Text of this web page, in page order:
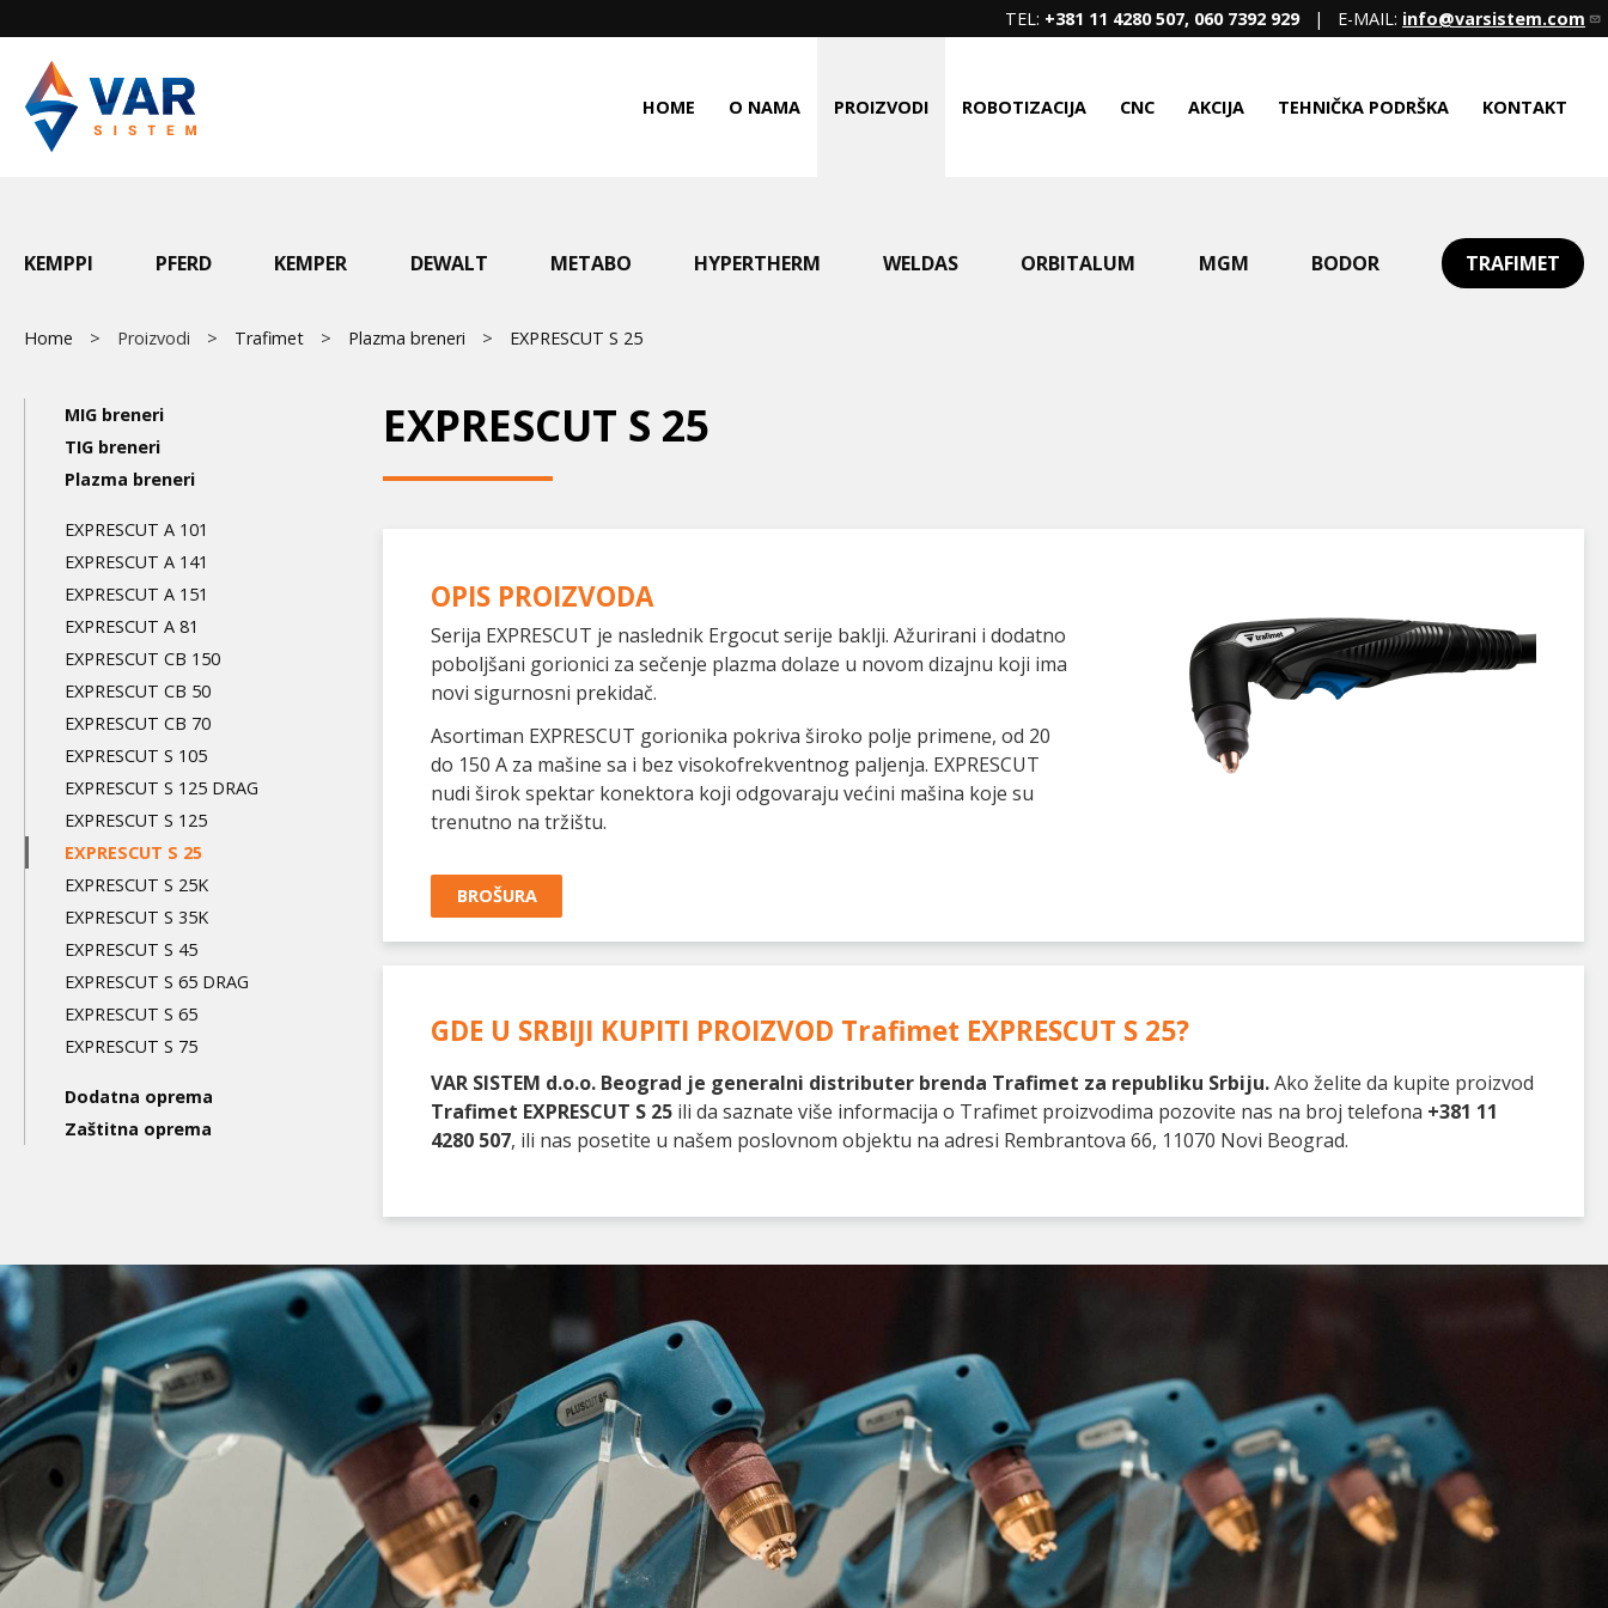
to
main
content
TEL: +381 11 4280 507, 060 7392 929| E-MAIL: info@varsistem.com
HOME O NAMA PROIZVODI ROBOTIZACIJA CNC AKCIJA TEHNIČKA PODRŠKA KONTAKT
Main
KEMPPI PFERD KEMPER DEWALT METABO HYPERTHERM WELDAS ORBITALUM MGM BODOR TRAFIMET
Breadcrumb
Home Proizvodi Trafimet Plazma breneri EXPRESCUT S 25
EXPRESCUT S 25
OPIS PROIZVODA
Serija EXPRESCUT je naslednik Ergocut serije baklji. Ažurirani i dodatno
poboljšani gorionici za sečenje plazma dolaze u novom dizajnu koji ima
novi sigurnosni prekidač.
Asortiman EXPRESCUT gorionika pokriva široko polje primene, od 20
do 150 A za mašine sa i bez visokofrekventnog paljenja. EXPRESCUT
nudi širok spektar konektora koji odgovaraju većini mašina koje su
trenutno na tržištu.
BROŠURA
GDE U SRBIJI KUPITI PROIZVOD Trafimet EXPRESCUT S 25?
VAR SISTEM d.o.o. Beograd je generalni distributer brenda Trafimet za republiku Srbiju.Ako želite da kupite proizvod
Trafimet EXPRESCUT S 25 ili da saznate više informacija o Trafimet proizvodima pozovite nas na broj telefona +381 11
4280 507, ili nas posetite u našem poslovnom objektu na adresi Rembrantova 66, 11070 Novi Beograd.
Main
navigation
3nd
level
MIG breneri
TIG breneri
Plazma breneri
EXPRESCUT A 101
EXPRESCUT A 141
EXPRESCUT A 151
EXPRESCUT A 81
EXPRESCUT CB 150
EXPRESCUT CB 50
EXPRESCUT CB 70
EXPRESCUT S 105
EXPRESCUT S 125 DRAG
EXPRESCUT S 125
EXPRESCUT S 25
EXPRESCUT S 25K
EXPRESCUT S 35K
EXPRESCUT S 45
EXPRESCUT S 65 DRAG
EXPRESCUT S 65
EXPRESCUT S 75
Dodatna oprema
Zaštitna oprema